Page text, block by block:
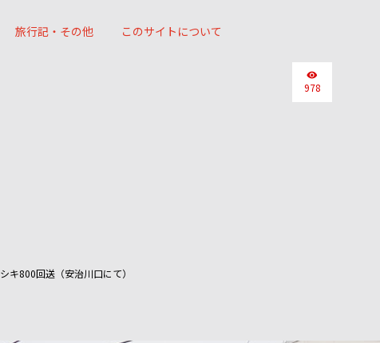
旅行記・その他 このサイトについて
978
シキ800回送（安治川口にて）